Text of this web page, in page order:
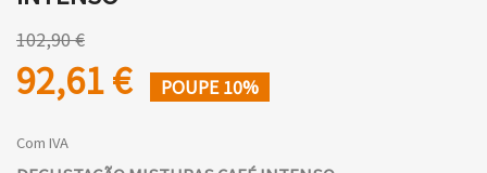
102,90 €
92,61 € POUPE 10%
Com IVA